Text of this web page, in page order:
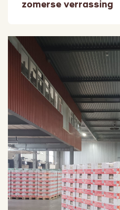
zomerse verrassing